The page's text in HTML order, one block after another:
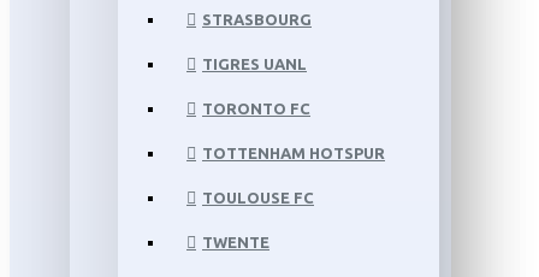
STRASBOURG
TIGRES UANL
TORONTO FC
TOTTENHAM HOTSPUR
TOULOUSE FC
TWENTE